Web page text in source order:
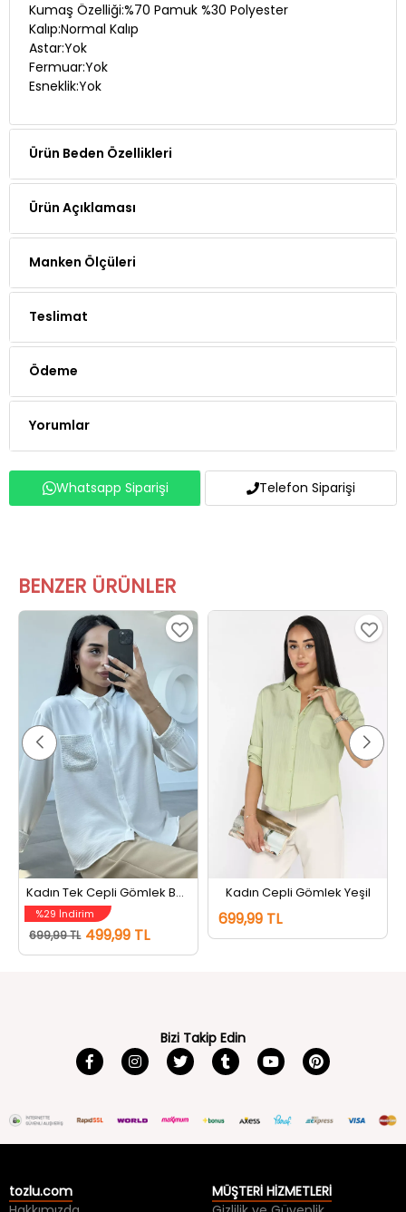
Kumaş Özelliği:%70 Pamuk %30 Polyester
Kalıp:Normal Kalıp
Astar:Yok
Fermuar:Yok
Esneklik:Yok
Ürün Beden Özellikleri
Ürün Açıklaması
Manken Ölçüleri
Teslimat
Ödeme
Yorumlar
Whatsapp Siparişi Telefon Siparişi
BENZER ÜRÜNLER
Kadın Tek Cepli Gömlek Beyaz
%29 İndirim
699,99 TL 499,99 TL
Kadın Cepli Gömlek Yeşil
699,99 TL
Bizi Takip Edin
tozlu.com
MÜŞTERİ HİZMETLERİ